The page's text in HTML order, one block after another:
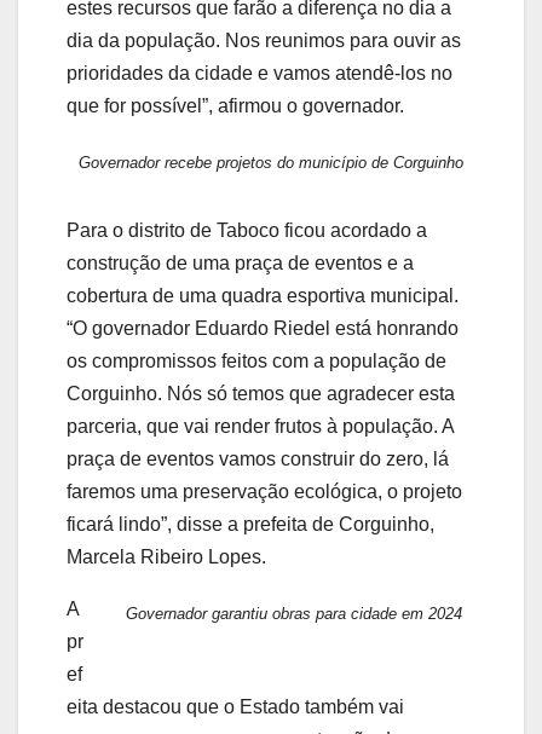
estes recursos que farão a diferença no dia a
dia da população. Nos reunimos para ouvir as
prioridades da cidade e vamos atendê-los no
que for possível”, afirmou o governador.
Governador recebe projetos do município de Corguinho
Para o distrito de Taboco ficou acordado a
construção de uma praça de eventos e a
cobertura de uma quadra esportiva municipal.
“O governador Eduardo Riedel está honrando
os compromissos feitos com a população de
Corguinho. Nós só temos que agradecer esta
parceria, que vai render frutos à população. A
praça de eventos vamos construir do zero, lá
faremos uma preservação ecológica, o projeto
ficará lindo”, disse a prefeita de Corguinho,
Marcela Ribeiro Lopes.
Governador garantiu obras para cidade em 2024
A
pr
ef
eita destacou que o Estado também vai